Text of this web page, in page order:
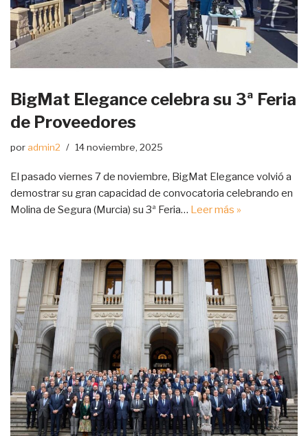
BigMat Elegance celebra su 3ª Feria
de Proveedores
por admin2 14 noviembre, 2025
El pasado viernes 7 de noviembre, BigMat Elegance volvió a
demostrar su gran capacidad de convocatoria celebrando en
Molina de Segura (Murcia) su 3ª Feria… Leer más »